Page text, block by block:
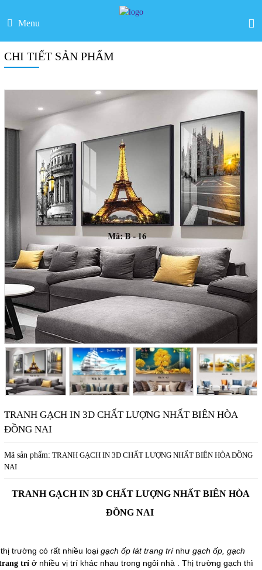
Menu
CHI TIẾT SẢN PHẨM
TRANH GẠCH IN 3D CHẤT LƯỢNG NHẤT BIÊN HÒA
ĐỒNG NAI
Mã sản phẩm: TRANH GẠCH IN 3D CHẤT LƯỢNG NHẤT BIÊN HÒA ĐỒNG
NAI
TRANH GẠCH IN 3D CHẤT LƯỢNG NHẤT BIÊN HÒA
ĐỒNG NAI
trường có rất nhiều loại gạch ốp lát trang trínhư gạch ốp, gạch
tríở nhiều vị trí khác nhau trong ngôi nhà . Thị trường gạch thì